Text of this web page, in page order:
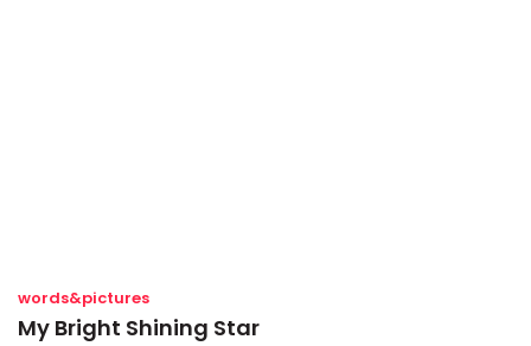
words&pictures
My Bright Shining Star